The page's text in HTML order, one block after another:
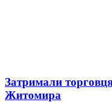
Затримали
Житомира